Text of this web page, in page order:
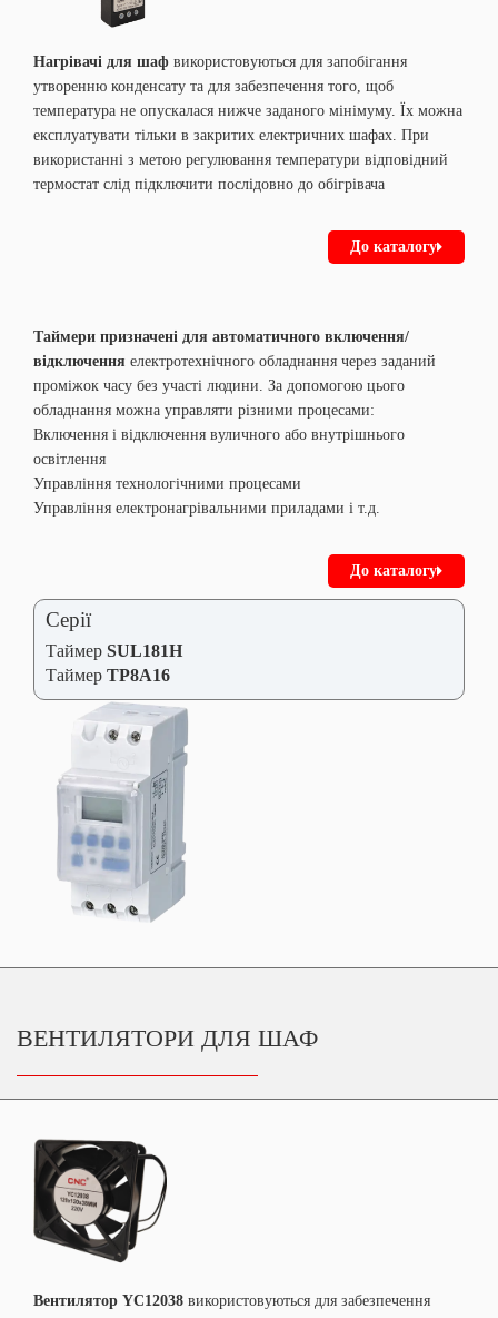
Нагрівачі для шаф використовуються для запобігання
утворенню конденсату та для забезпечення того, щоб
температура не опускалася нижче заданого мінімуму. Їх можна
експлуатувати тільки в закритих електричних шафах. При
використанні з метою регулювання температури відповідний
термостат слід підключити послідовно до обігрівача
До каталогу
Таймери призначені для автоматичного включення/
відключення електротехнічного обладнання через заданий
проміжок часу без участі людини. За допомогою цього
обладнання можна управляти різними процесами:
Включення і відключення вуличного або внутрішнього
освітлення
Управління технологічними процесами
Управління електронагрівальними приладами і т.д.
До каталогу
Серії
Таймер SUL181H
Таймер TP8A16
ВЕНТИЛЯТОРИ ДЛЯ ШАФ
Вентилятор YC12038 використовуються для забезпечення